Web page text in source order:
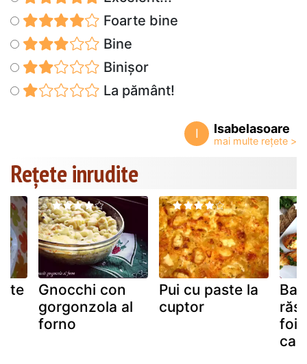
Foarte bine
Bine
Binișor
La pământ!
I Isabelasoare
Rețete inrudite
Gnocchi con
gorgonzola al
forno
Pui cu paste la
cuptor